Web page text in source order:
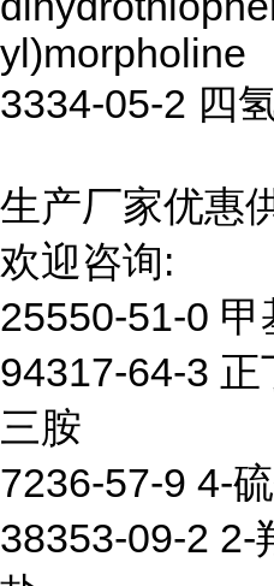
yl)morpholine
3334-05-2 四
生产厂家优惠
欢迎咨询:
25550-51-0 甲
94317-64-3
三胺
7236-57-9 4-
38353-09-2 2-